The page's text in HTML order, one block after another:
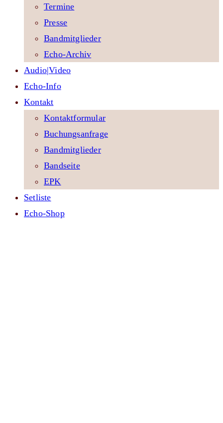
Termine
Presse
Bandmitglieder
Echo-Archiv
Audio|Video
Echo-Info
Kontakt
Kontaktformular
Buchungsanfrage
Bandmitglieder
Bandseite
EPK
Setliste
Echo-Shop